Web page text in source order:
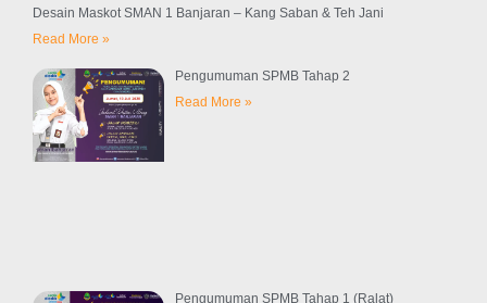
Desain Maskot SMAN 1 Banjaran – Kang Saban & Teh Jani
Read More »
Pengumuman SPMB Tahap 2
Read More »
Pengumuman SPMB Tahap 1 (Ralat)